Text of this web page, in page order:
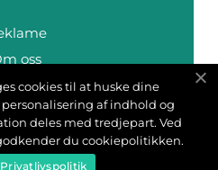
oss
Oss
cookies til at huske dine
af indhold og
deles med tredjepart. Ved
du cookiepolitikken.
Privatlivspolitik